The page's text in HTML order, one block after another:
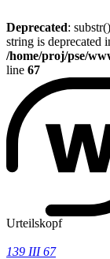
Deprecated:
string is deprecated
/home/proj/pse/
line 67
Urteilskopf
139 III 67